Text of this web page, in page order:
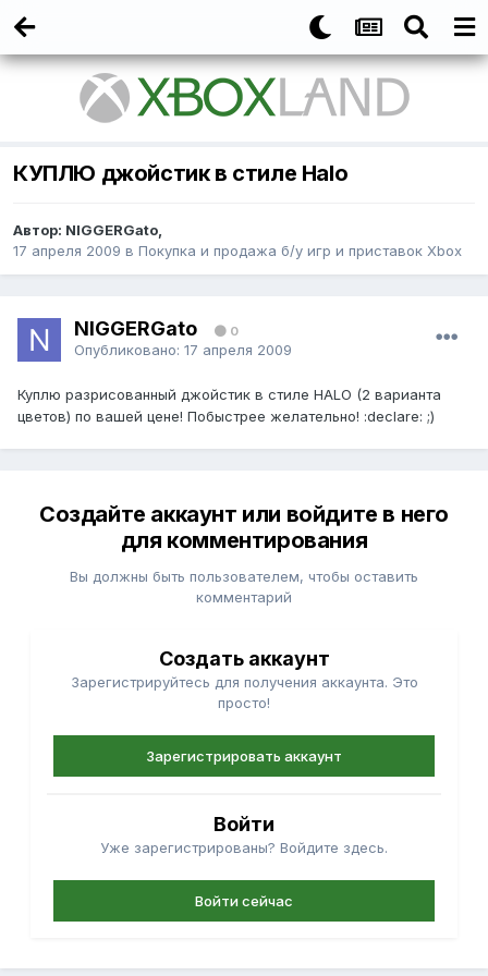
КУПЛЮ джойстик в стиле Halo
Автор: NIGGERGato,
17 апреля 2009 в Покупка и продажа б/у игр и приставок Xbox
NIGGERGato 0
Опубликовано: 17 апреля 2009
Куплю разрисованный джойстик в стиле HALO (2 варианта
цветов) по вашей цене! Побыстрее желательно! :declare: ;)
Создайте аккаунт или войдите в него
для комментирования
Вы должны быть пользователем, чтобы оставить
комментарий
Создать аккаунт
Зарегистрируйтесь для получения аккаунта. Это
просто!
Зарегистрировать аккаунт
Войти
Уже зарегистрированы? Войдите здесь.
Войти сейчас